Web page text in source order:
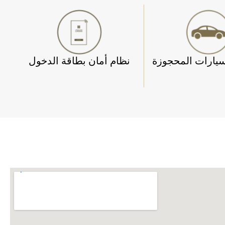
المحجوزة نظام أمان بطاقة الدخول